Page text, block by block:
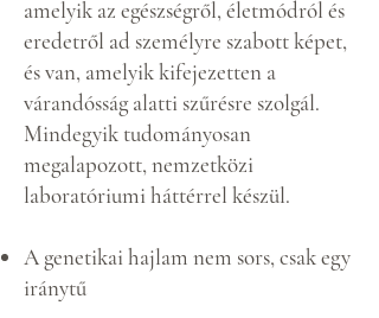
amelyik az egészségről, életmódról és
eredetről ad személyre szabott képet,
és van, amelyik kifejezetten a
várandósság alatti szűrésre szolgál.
Mindegyik tudományosan
megalapozott, nemzetközi
laboratóriumi háttérrel készül.
A genetikai hajlam nem sors, csak egy
iránytű